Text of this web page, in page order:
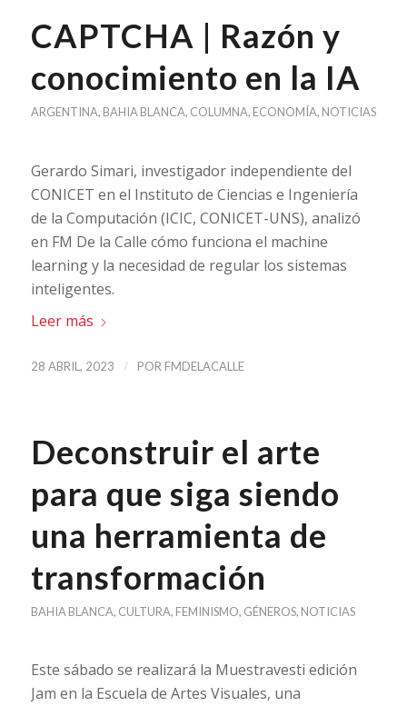
CAPTCHA | Razón y
conocimiento en la IA
ARGENTINA, BAHIA BLANCA, COLUMNA, ECONOMÍA, NOTICIAS
Gerardo Simari, investigador independiente del
CONICET en el Instituto de Ciencias e Ingeniería
de la Computación (ICIC, CONICET-UNS), analizó
en FM De la Calle cómo funciona el machine
learning y la necesidad de regular los sistemas
inteligentes.
Leer más
28 ABRIL, 2023 / POR FMDELACALLE
Deconstruir el arte
para que siga siendo
una herramienta de
transformación
BAHIA BLANCA, CULTURA, FEMINISMO, GÉNEROS, NOTICIAS
Este sábado se realizará la Muestravesti edición
Jam en la Escuela de Artes Visuales, una